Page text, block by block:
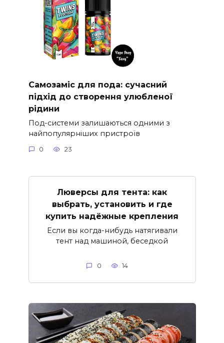
Самозаміс для пода: сучасний
підхід до створення улюбленої
рідини
Под-системи залишаються одними з
найпопулярніших пристроїв
0 23
Люверсы для тента: как
выбрать, установить и где
купить надёжные крепления
Если вы когда-нибудь натягивали
тент над машиной, беседкой
0 14